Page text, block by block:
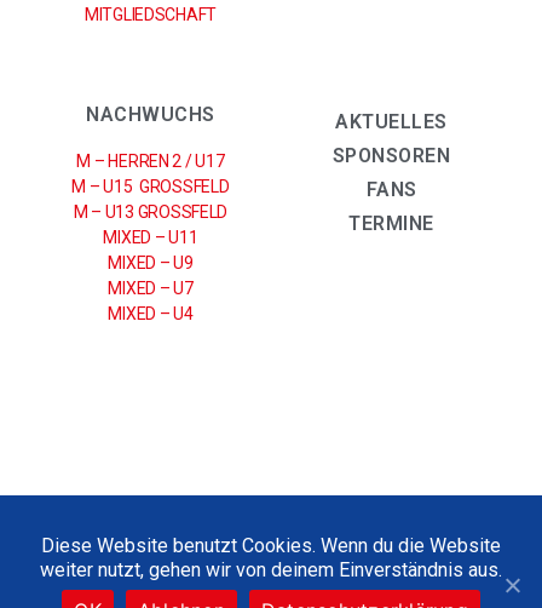
MITGLIEDSCHAFT
NACHWUCHS
M – HERREN 2 / U17
M – U15 GROSSFELD
M – U13 GROSSFELD
MIXED – U11
MIXED – U9
MIXED – U7
MIXED – U4
AKTUELLES
SPONSOREN
FANS
TERMINE
2021 © UHC SPARKASSE WEISSENFELS E.V
Diese Website benutzt Cookies. Wenn du die Website
weiter nutzt, gehen wir von deinem Einverständnis aus.